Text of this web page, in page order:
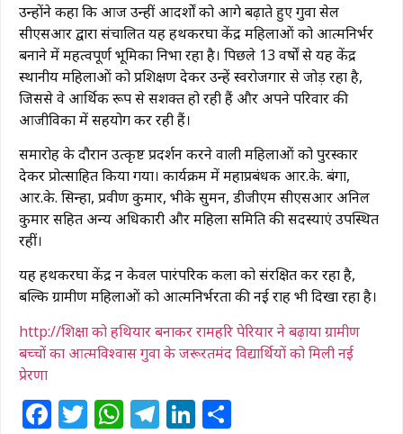
उन्होंने कहा कि आज उन्हीं आदर्शों को आगे बढ़ाते हुए गुवा सेल
सीएसआर द्वारा संचालित यह हथकरघा केंद्र महिलाओं को आत्मनिर्भर
बनाने में महत्वपूर्ण भूमिका निभा रहा है। पिछले 13 वर्षों से यह केंद्र
स्थानीय महिलाओं को प्रशिक्षण देकर उन्हें स्वरोजगार से जोड़ रहा है,
जिससे वे आर्थिक रूप से सशक्त हो रही हैं और अपने परिवार की
आजीविका में सहयोग कर रही हैं।
समारोह के दौरान उत्कृष्ट प्रदर्शन करने वाली महिलाओं को पुरस्कार
देकर प्रोत्साहित किया गया। कार्यक्रम में महाप्रबंधक आर.के. बंगा,
आर.के. सिन्हा, प्रवीण कुमार, भीके सुमन, डीजीएम सीएसआर अनिल
कुमार सहित अन्य अधिकारी और महिला समिति की सदस्याएं उपस्थित
रहीं।
यह हथकरघा केंद्र न केवल पारंपरिक कला को संरक्षित कर रहा है,
बल्कि ग्रामीण महिलाओं को आत्मनिर्भरता की नई राह भी दिखा रहा है।
http://शिक्षा को हथियार बनाकर रामहरि पेरियार ने बढ़ाया ग्रामीण
बच्चों का आत्मविश्वास गुवा के जरूरतमंद विद्यार्थियों को मिली नई
प्रेरणा
Facebook
Twitter
WhatsApp
Telegram
LinkedIn